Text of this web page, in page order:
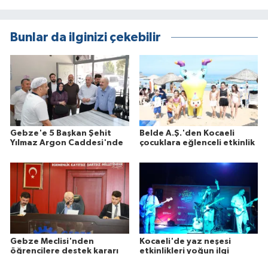
Bunlar da ilginizi çekebilir
Gebze'e 5 Başkan Şehit
Yılmaz Argon Caddesi'nde
Belde A.Ş.'den Kocaeli
çocuklara eğlenceli etkinlik
Gebze Meclisi'nden
öğrencilere destek kararı
Kocaeli'de yaz neşesi
etkinlikleri yoğun ilgi